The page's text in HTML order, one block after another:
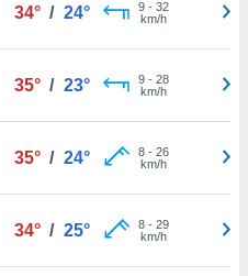
34° / 24° 9- 32
km/h
35° / 23° 9- 28
km/h
35° / 24° 8- 26
km/h
34° / 25° 8- 29
km/h